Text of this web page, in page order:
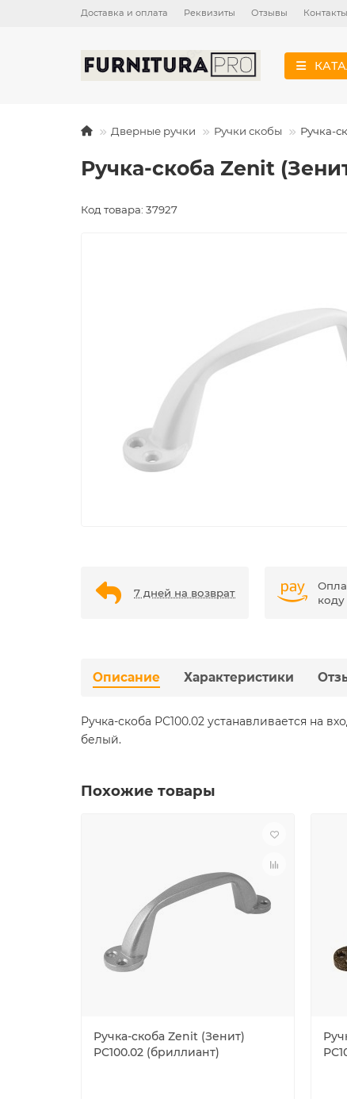
Доставка и оплата Реквизиты Отзывы Контакты
Дверные ручки Ручки скобы Ручка-
Ручка-скоба Zenit
Код товара: 37927
7 дней на возврат
коду
Описание Характеристики
Ручка-скоба РС100.02 устанавливается на
белый.
Похожие товары
Ручка-скоба Zenit (Зенит)
РС100.02 (бриллиант)